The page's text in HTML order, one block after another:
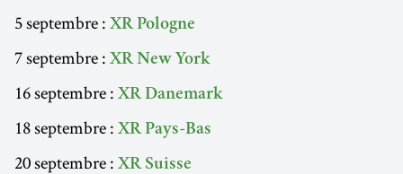
5 septembre : XR Pologne
7 septembre : XR New York
16 septembre : XR Danemark
18 septembre : XR Pays-Bas
20 septembre : XR Suisse